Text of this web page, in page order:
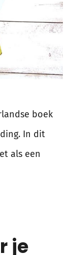
boek
In dit
als een
je